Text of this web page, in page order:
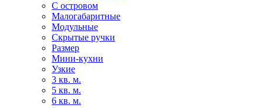
С островом
Малогабаритные
Модульные
Скрытые ручки
Размер
Мини-кухни
Узкие
3 кв. м.
5 кв. м.
6 кв. м.